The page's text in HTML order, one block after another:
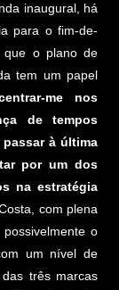
inaugural, há
para o fim-de-
que o plano de
tem um papel
me nos
de tempos
à última
por um dos
na estratégia
com plena
o
um nível de
três marcas